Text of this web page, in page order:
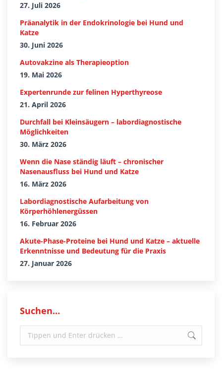
27. Juli 2026
Präanalytik in der Endokrinologie bei Hund und
Katze
30. Juni 2026
Autovakzine als Therapieoption
19. Mai 2026
Expertenrunde zur felinen Hyperthyreose
21. April 2026
Durchfall bei Kleinsäugern – labordiagnostische
Möglichkeiten
30. März 2026
Wenn die Nase ständig läuft – chronischer
Nasenausfluss bei Hund und Katze
16. März 2026
Labordiagnostische Aufarbeitung von
Körperhöhlenergüssen
16. Februar 2026
Akute-Phase-Proteine bei Hund und Katze – aktuelle
Erkenntnisse und Bedeutung für die Praxis
27. Januar 2026
Suchen…